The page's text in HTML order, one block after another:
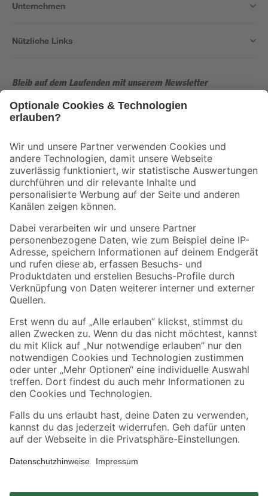
Unternehmen
Nützliche Links
Bleib auf dem Laufenden mit unserem Newsletter
Der toom Newsletter: Keine Angebote und Aktionen mehr verpassen!
Folge uns
Zahlungsarten Versandarten
Sicher einkaufen
Jetzt die toom-App herunterladen
Alle Preisangaben in EUR inkl. gesetzl. MwSt.. Die dargestellten Angebote sind unter
Umständen nicht in allen Märkten verfügbar. Die angegebenen Verfügbarkeiten beziehen
sich auf den unter "Mein Markt" ausgewählten toom Baumarkt. Alle Angebote und
*Paketversand ab 59 € versandkostenfrei, gilt nicht für Artikel mit Speditionsversand, hier
fallen zusätzliche Versandkosten an.